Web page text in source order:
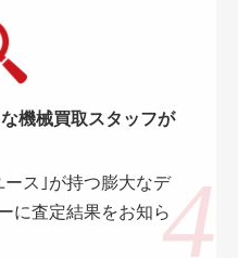
機械買取スタッフが
ス｣が持つ膨大なデ
に査定結果をお知ら